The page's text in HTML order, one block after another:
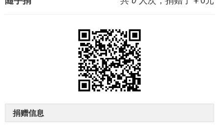
捐赠信息